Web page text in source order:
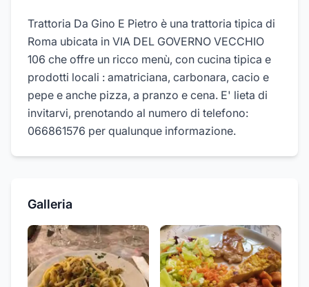
Trattoria Da Gino E Pietro è una trattoria tipica di
Roma ubicata in VIA DEL GOVERNO VECCHIO
106 che offre un ricco menù, con cucina tipica e
prodotti locali : amatriciana, carbonara, cacio e
pepe e anche pizza, a pranzo e cena. E' lieta di
invitarvi, prenotando al numero di telefono:
066861576 per qualunque informazione.
Galleria